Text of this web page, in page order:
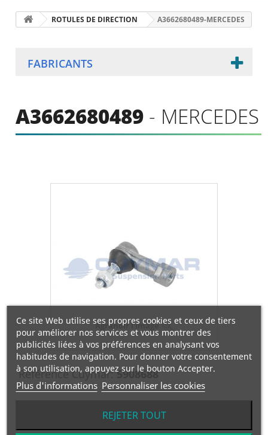
ROTULES DE DIRECTION A3662680489-MERCEDES
FABRICANTS
A3662680489 - MERCEDES
Agrandir l'image
Référence Cuymar: 5908688
Ce site Web utilise ses propres cookies et ceux de tiers
pour améliorer nos services et vous montrer des
publicités liées à vos préférences en analysant vos
habitudes de navigation. Pour donner votre consentement
à son utilisation, appuyez sur le bouton Accepter.
Plus d'informations Personnaliser les cookies
REJETER TOUT